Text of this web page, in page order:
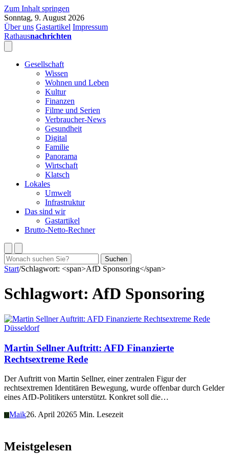
Zum Inhalt springen
Sonntag, 9. August 2026
Über uns Gastartikel Impressum
Rathausnachrichten
Gesellschaft
Wissen
Wohnen und Leben
Kultur
Finanzen
Filme und Serien
Verbraucher-News
Gesundheit
Digital
Familie
Panorama
Wirtschaft
Klatsch
Lokales
Umwelt
Infrastruktur
Das sind wir
Gastartikel
Brutto-Netto-Rechner
Suchen
nach:
Suchen
Start/Schlagwort: <span>AfD Sponsoring</span>
Schlagwort: AfD Sponsoring
Düsseldorf
Martin Sellner Auftritt: AFD Finanzierte
Rechtsextreme Rede
Der Auftritt von Martin Sellner, einer zentralen Figur der
rechtsextremen Identitären Bewegung, wurde offenbar durch Gelder
eines AfD-Politikers unterstützt. Konkret soll die…
M Maik26. April 20265 Min. Lesezeit
Meistgelesen